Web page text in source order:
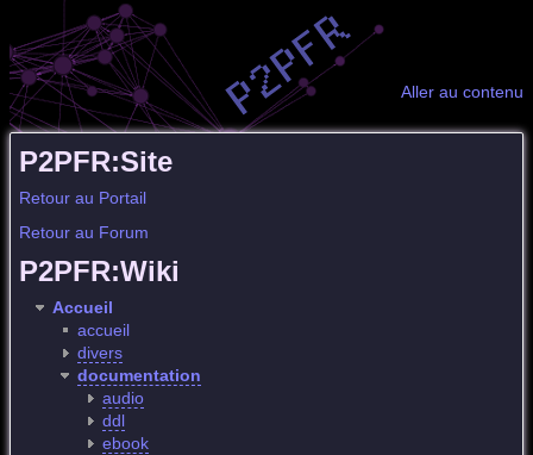
Aller au contenu
P2PFR:Site
Retour au Portail
Retour au Forum
P2PFR:Wiki
Accueil
accueil
divers
documentation
audio
ddl
ebook